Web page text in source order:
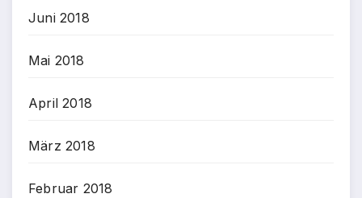
Juni 2018
Mai 2018
April 2018
März 2018
Februar 2018